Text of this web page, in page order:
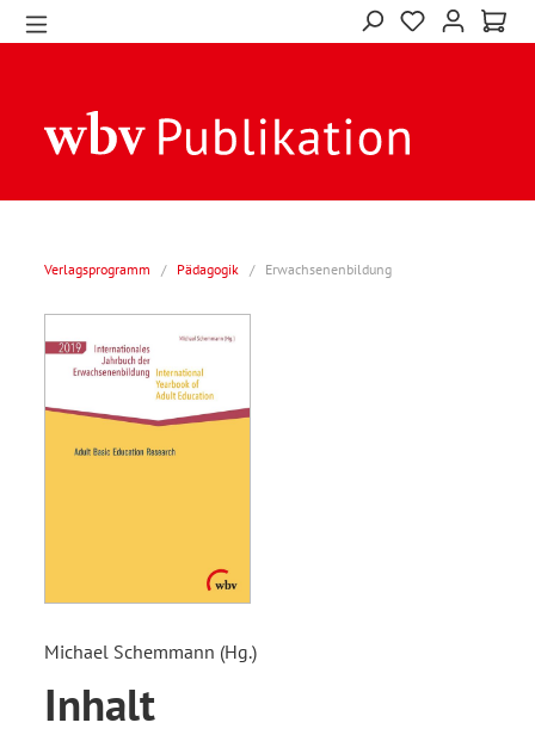
Verlagsprogramm / Pädagogik / Erwachsenenbildung
Michael Schemmann (Hg.)
Inhalt